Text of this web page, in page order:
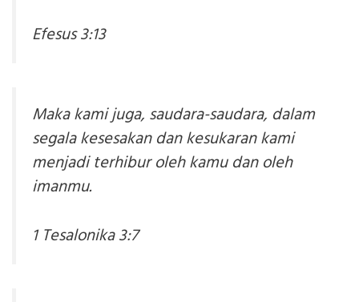
Efesus 3:13
Maka kami juga, saudara-saudara, dalam
segala kesesakan dan kesukaran kami
menjadi terhibur oleh kamu dan oleh
imanmu.
1 Tesalonika 3:7